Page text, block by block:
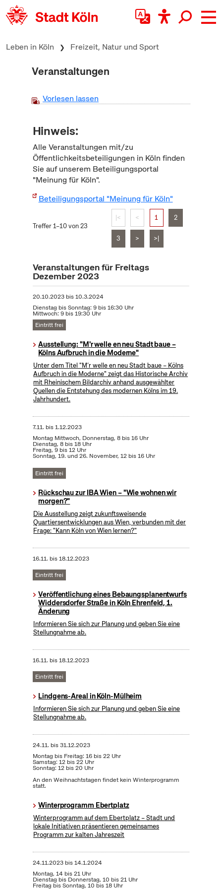
zum Inhalt springen
Leben in Köln Freizeit, Natur und Sport
Veranstaltungen
Vorlesen lassen
Hinweis:
Alle Veranstaltungen mit/zu
Öffentlichkeitsbeteiligungen in Köln finden
Sie auf unserem Beteiligungsportal
"Meinung für Köln".
Beteiligungsportal "Meinung für Köln"
Treffer 1–10 von 23
|< < 1 2
3 > >|
Veranstaltungen für Freitags
Dezember 2023
20.10.2023bis10.3.2024
Dienstag bis Sonntag: 9 bis 16:30 Uhr
Mittwoch: 9 bis 19:30 Uhr
Eintritt frei
Ausstellung: "M'r welle en neu Stadt baue –
Kölns Aufbruch in die Moderne"
Unter dem Titel "M’r welle en neu Stadt baue – Kölns
Aufbruch in die Moderne" zeigt das Historische Archiv
mit Rheinischem Bildarchiv anhand ausgewählter
Quellen die Entstehung des modernen Kölns im 19.
Jahrhundert.
7.11. bis1.12.2023
Montag Mittwoch, Donnerstag, 8 bis 16 Uhr
Dienstag, 8 bis 18 Uhr
Freitag, 9 bis 12 Uhr
Sonntag, 19. und 26. November, 12 bis 16 Uhr
Eintritt frei
Rückschau zur IBA Wien – "Wie wohnen wir
morgen?"
Die Ausstellung zeigt zukunftsweisende
Quartiersentwicklungen aus Wien, verbunden mit der
Frage: "Kann Köln von Wien lernen?"
16.11. bis18.12.2023
Eintritt frei
Veröffentlichung eines Bebaungsplanentwurfs
Widdersdorfer Straße in Köln Ehrenfeld, 1.
Änderung
Informieren Sie sich zur Planung und geben Sie eine
Stellungnahme ab.
16.11. bis18.12.2023
Eintritt frei
Lindgens-Areal in Köln-Mülheim
Informieren Sie sich zur Planung und geben Sie eine
Stellungnahme ab.
24.11. bis31.12.2023
Montag bis Freitag: 16 bis 22 Uhr
Samstag: 12 bis 22 Uhr
Sonntag: 12 bis 20 Uhr
An den Weihnachtstagen findet kein Winterprogramm
statt.
Winterprogramm Ebertplatz
Winterprogramm auf dem Ebertplatz – Stadt und
lokale Initiativen präsentieren gemeinsames
Programm zur kalten Jahreszeit
24.11.2023bis14.1.2024
Montag, 14 bis 21 Uhr
Dienstag bis Donnerstag, 10 bis 21 Uhr
Freitag bis Sonntag, 10 bis 18 Uhr